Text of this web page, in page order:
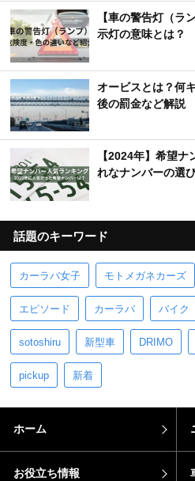
【車の警告灯（ラ
示灯の意味とは？
オービスとは？何
後の罰金など解説
【2024年】希望
れなナンバーの選
話題のキーワード
カーラバ女子 モトメガネカーズ
エピソード カーラバ バイク
sotoshiru 新型車 DRIMO
pickup 新着
ホーム
お役立ち情報